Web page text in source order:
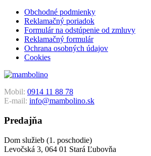
Obchodné podmienky
Reklamačný poriadok
Formulár na odstúpenie od zmluvy
Reklamačný formulár
Ochrana osobných údajov
Cookies
Mobil: 0914 11 88 78
E-mail: info@mambolino.sk
Predajňa
Dom služieb (1. poschodie)
Levočská 3, 064 01 Stará Ľubovňa